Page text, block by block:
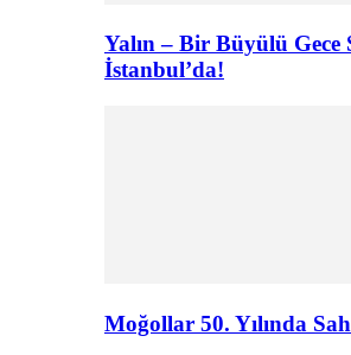
Yalın – Bir Büyülü Gece
İstanbul’da!
Moğollar 50. Yılında